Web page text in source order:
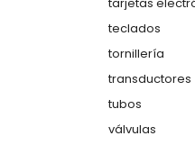
teclados
tornillería
transductores
tubos
válvulas